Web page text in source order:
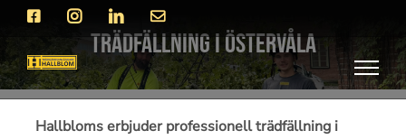
Fortsätt
innehållet
FacebookInstagramLinkedIn
E-
Trädfällning i Östervåla
Hallbloms erbjuder professionell trädfällning i